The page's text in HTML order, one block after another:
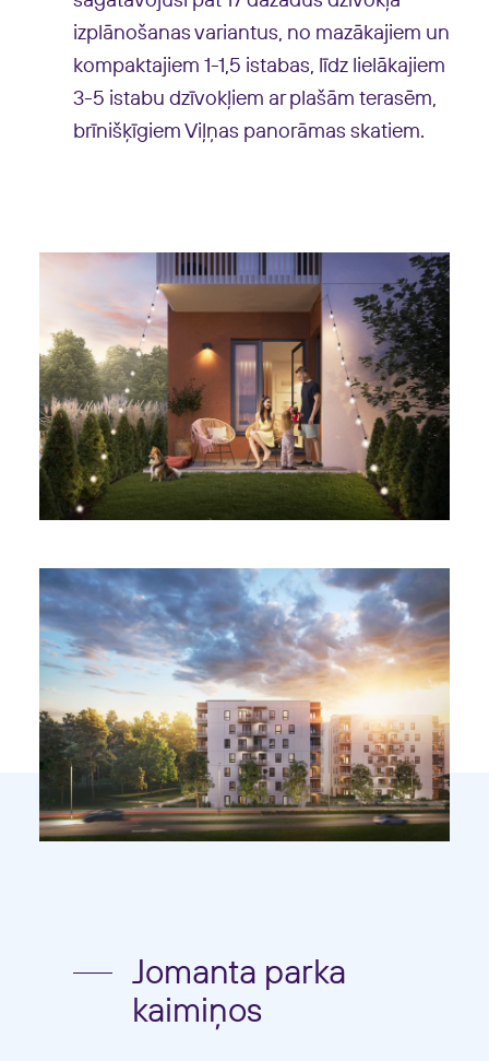
izplānošanas variantus, no mazākajiem un
kompaktajiem 1-1,5 istabas, līdz lielākajiem
3-5 istabu dzīvokļiem ar plašām terasēm,
brīnišķīgiem Viļņas panorāmas skatiem.
Jomanta parka
kaimiņos